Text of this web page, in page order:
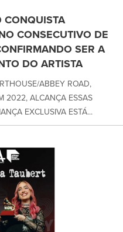
CONQUISTA
CONSECUTIVO DE
SER A
DO ARTISTA
ABBEY ROAD,
2022, ALCANÇA ESSAS
EXCLUSIVA ESTÁ...